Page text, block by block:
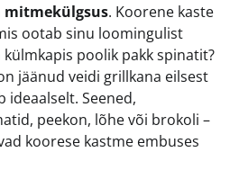
mitmekülgsus. Koorene kaste
ootab sinu loomingulist
poolik pakk spinatit?
jäänud veidi grillkana eilsest
ideaalselt. Seened,
peekon, lõhe või brokoli –
koorese kastme embuses